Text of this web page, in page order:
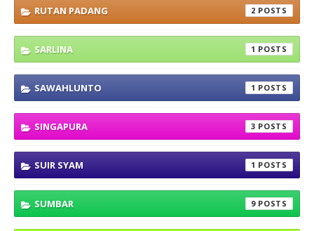
RUTAN PADANG 2
SARLINA 1
SAWAHLUNTO 1
SINGAPURA 3
SUIR SYAM 1
SUMBAR 9